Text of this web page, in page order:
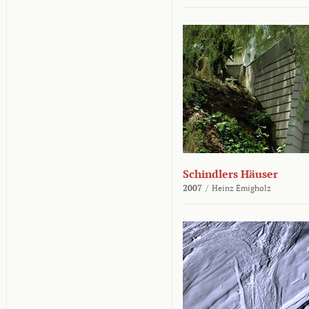
Schindlers Häuser
2007 / Heinz Emigholz